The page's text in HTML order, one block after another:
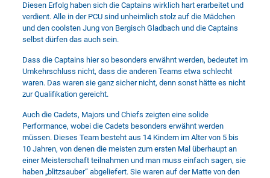
Diesen Erfolg haben sich die Captains wirklich hart erarbeitet und
verdient. Alle in der PCU sind unheimlich stolz auf die Mädchen
und den coolsten Jung von Bergisch Gladbach und die Captains
selbst dürfen das auch sein.
Dass die Captains hier so besonders erwähnt werden, bedeutet im
Umkehrschluss nicht, dass die anderen Teams etwa schlecht
waren. Das waren sie ganz sicher nicht, denn sonst hätte es nicht
zur Qualifikation gereicht.
Auch die Cadets, Majors und Chiefs zeigten eine solide
Performance, wobei die Cadets besonders erwähnt werden
müssen. Dieses Team besteht aus 14 Kindern im Alter von 5 bis
10 Jahren, von denen die meisten zum ersten Mal überhaupt an
einer Meisterschaft teilnahmen und man muss einfach sagen, sie
haben „blitzsauber“ abgeliefert. Sie waren auf der Matte von den